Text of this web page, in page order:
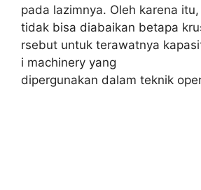
pada lazimnya. Oleh karena itu,
tidak bisa diabaikan betapa
rsebut untuk terawatnya
i machinery yang
dipergunakan dalam teknik